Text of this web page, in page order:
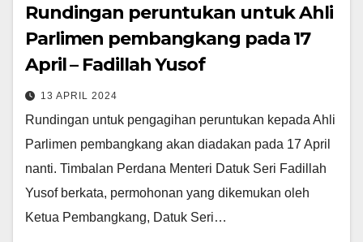
Rundingan peruntukan untuk Ahli
Parlimen pembangkang pada 17
April – Fadillah Yusof
13 APRIL 2024
Rundingan untuk pengagihan peruntukan kepada Ahli
Parlimen pembangkang akan diadakan pada 17 April
nanti. Timbalan Perdana Menteri Datuk Seri Fadillah
Yusof berkata, permohonan yang dikemukan oleh
Ketua Pembangkang, Datuk Seri…